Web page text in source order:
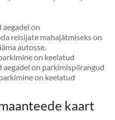
on
reisijate mahajätmiseks on
autosse.
on keelatud
aegadel on parkimispiirangud
on keelatud
kaart